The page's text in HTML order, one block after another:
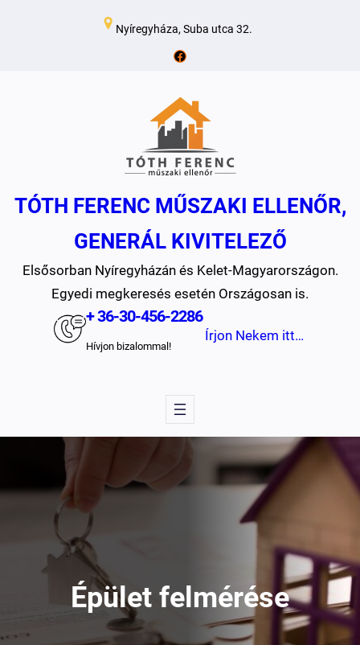
Nyíregyháza, Suba utca 32.
Facebook
TÓTH FERENC MŰSZAKI ELLENŐR,
GENERÁL KIVITELEZŐ
Elsősorban Nyíregyházán és Kelet-Magyarországon.
Egyedi megkeresés esetén Országosan is.
+ 36-30-456-2286
Hívjon bizalommal!
Írjon Nekem itt…
Épület felmérése